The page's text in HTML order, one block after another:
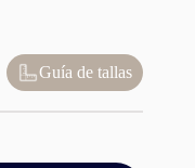
Guía de tallas